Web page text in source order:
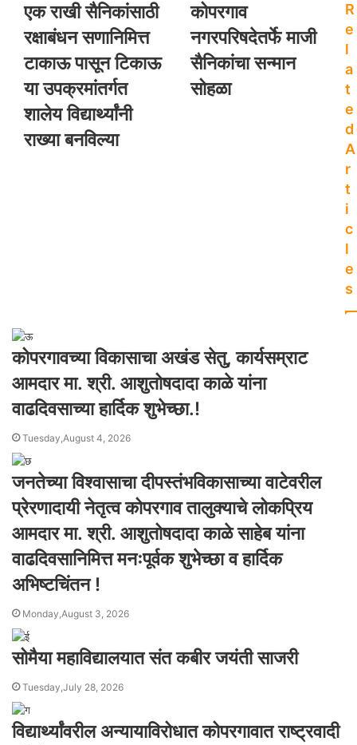
k
एक राखी सैनिकांसाठी
रक्षाबंधन सणानिमित्त
टाकाऊ पासून टिकाऊ
या उपक्रमांतर्गत
शालेय विद्यार्थ्यांनी
राख्या बनविल्या
कोपरगाव
नगरपरिषदेतर्फे माजी
सैनिकांचा सन्मान
सोहळा
R
e
l
a
t
e
d
A
r
t
i
c
l
e
s
कोपरगावच्या विकासाचा अखंड सेतु, कार्यसम्राट
आमदार मा. श्री. आशुतोषदादा काळे यांना
वाढदिवसाच्या हार्दिक शुभेच्छा.!
Tuesday,August 4, 2026
जनतेच्या विश्वासाचा दीपस्तंभविकासाच्या वाटेवरील
प्रेरणादायी नेतृत्व कोपरगाव तालुक्याचे लोकप्रिय
आमदार मा. श्री. आशुतोषदादा काळे साहेब यांना
वाढदिवसानिमित्त मनःपूर्वक शुभेच्छा व हार्दिक
अभिष्टचिंतन !
Monday,August 3, 2026
सोमैया महाविद्यालयात संत कबीर जयंती साजरी
Tuesday,July 28, 2026
विद्यार्थ्यांवरील अन्यायाविरोधात कोपरगावात राष्ट्रवादी